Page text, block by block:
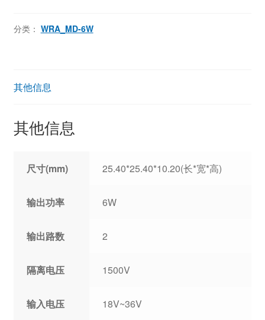
分类： WRA_MD-6W
其他信息
其他信息
尺寸(mm) 25.40*25.40*10.20(长*宽*高)
输出功率 6W
输出路数 2
隔离电压 1500V
输入电压 18V~36V